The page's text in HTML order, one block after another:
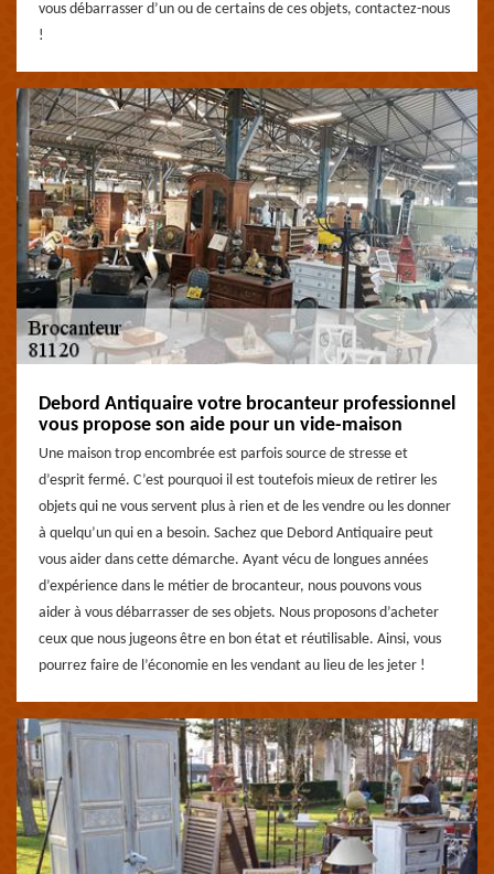
vous débarrasser d’un ou de certains de ces objets, contactez-nous
!
Debord Antiquaire votre brocanteur professionnel
vous propose son aide pour un vide-maison
Une maison trop encombrée est parfois source de stresse et
d’esprit fermé. C’est pourquoi il est toutefois mieux de retirer les
objets qui ne vous servent plus à rien et de les vendre ou les donner
à quelqu’un qui en a besoin. Sachez que Debord Antiquaire peut
vous aider dans cette démarche. Ayant vécu de longues années
d’expérience dans le métier de brocanteur, nous pouvons vous
aider à vous débarrasser de ses objets. Nous proposons d’acheter
ceux que nous jugeons être en bon état et réutilisable. Ainsi, vous
pourrez faire de l’économie en les vendant au lieu de les jeter !